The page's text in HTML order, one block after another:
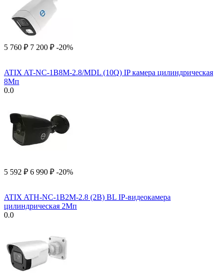
5 760 ₽ 7 200 ₽ -20%
ATIX AT-NC-1B8M-2.8/MDL (10Q) IP камера цилиндрическая
8Мп
0.0
5 592 ₽ 6 990 ₽ -20%
ATIX ATH-NC-1B2M-2.8 (2B) BL IP-видеокамера
цилиндрическая 2Мп
0.0